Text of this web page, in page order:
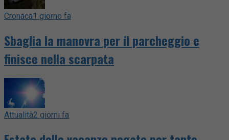
Cronaca1 giorno fa
Sbaglia la manovra per il parcheggio e
finisce nella scarpata
Attualità2 giorni fa